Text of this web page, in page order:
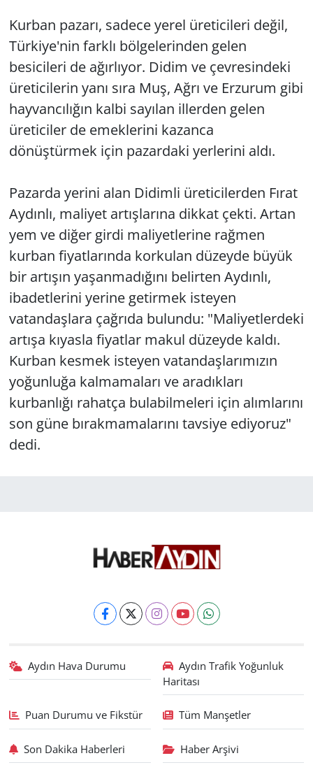
Kurban pazarı, sadece yerel üreticileri değil,
Türkiye'nin farklı bölgelerinden gelen
besicileri de ağırlıyor. Didim ve çevresindeki
üreticilerin yanı sıra Muş, Ağrı ve Erzurum gibi
hayvancılığın kalbi sayılan illerden gelen
üreticiler de emeklerini kazanca
dönüştürmek için pazardaki yerlerini aldı.
Pazarda yerini alan Didimli üreticilerden Fırat
Aydınlı, maliyet artışlarına dikkat çekti. Artan
yem ve diğer girdi maliyetlerine rağmen
kurban fiyatlarında korkulan düzeyde büyük
bir artışın yaşanmadığını belirten Aydınlı,
ibadetlerini yerine getirmek isteyen
vatandaşlara çağrıda bulundu: "Maliyetlerdeki
artışa kıyasla fiyatlar makul düzeyde kaldı.
Kurban kesmek isteyen vatandaşlarımızın
yoğunluğa kalmamaları ve aradıkları
kurbanlığı rahatça bulabilmeleri için alımlarını
son güne bırakmamalarını tavsiye ediyoruz"
dedi.
Aydın Hava Durumu
Aydın Trafik Yoğunluk
Haritası
Puan Durumu ve Fikstür Tüm Manşetler
Son Dakika Haberleri Haber Arşivi